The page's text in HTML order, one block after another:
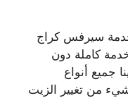
خدمة سيرفس كراج
كاملة دون
جميع أنواع
من تغيير الزيت